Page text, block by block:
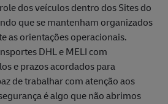
dos veículos dentro dos Sites do
que se mantenham organizados
as orientações operacionais.
DHL e MELI com
e prazos acordados para
de trabalhar com atenção aos
é algo que não abrimos